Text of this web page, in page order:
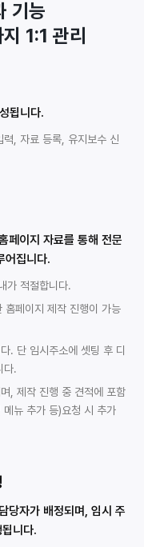
기능
1:1 관리
됩니다.
력, 자료 등록, 유지보수 신
페이지 자료를 통해 전문
어집니다.
가 적절합니다.
페이지 제작 진행이 가능
. 단 임시주소에 셋팅 후 디
다.
, 제작 진행 중 견적에 포함
뉴 추가 등)요청 시 추가
당자가 배정되며, 임시 주
니다.